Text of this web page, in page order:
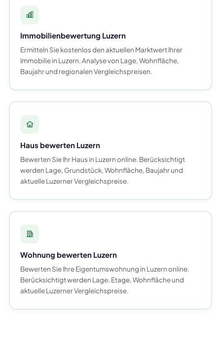
Immobilienbewertung Luzern
Ermitteln Sie kostenlos den aktuellen Marktwert Ihrer
Immobilie in Luzern. Analyse von Lage, Wohnfläche,
Baujahr und regionalen Vergleichspreisen.
Haus bewerten Luzern
Bewerten Sie Ihr Haus in Luzern online. Berücksichtigt
werden Lage, Grundstück, Wohnfläche, Baujahr und
aktuelle Luzerner Vergleichspreise.
Wohnung bewerten Luzern
Bewerten Sie Ihre Eigentumswohnung in Luzern online.
Berücksichtigt werden Lage, Etage, Wohnfläche und
aktuelle Luzerner Vergleichspreise.